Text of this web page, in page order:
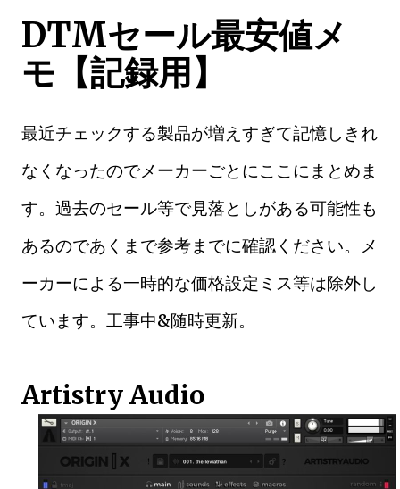
DTMセール最安値メ
モ【記録用】
最近チェックする製品が増えすぎて記憶しきれ
なくなったのでメーカーごとにここにまとめま
す。過去のセール等で見落としがある可能性も
あるのであくまで参考までに確認ください。メ
ーカーによる一時的な価格設定ミス等は除外し
ています。工事中&随時更新。
Artistry Audio